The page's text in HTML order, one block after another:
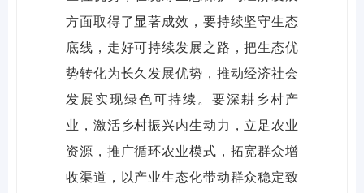
方面取得了显著成效，要持续坚守生态
底线，走好可持续发展之路，把生态优
势转化为长久发展优势，推动经济社会
发展实现绿色可持续。要深耕乡村产
业，激活乡村振兴内生动力，立足农业
资源，推广循环农业模式，拓宽群众增
收渠道，以产业生态化带动群众稳定致